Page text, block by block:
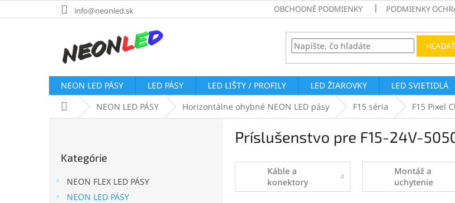
na
info@neonled.sk OBCHODNÉ PODMIENKY PODMIENKY
HĽADAŤ
NEON LED PÁSY LED PÁSY LED LIŠTY / PROFILY LED ŽIAROVKY LED SVIETIDLÁ
DomovNEON LED PÁSY Horizontálne ohybné NEON LED pásy F15 séria F15 Pixel
kategórie
Kategórie
NEON FLEX LED PÁSY
NEON LED PÁSY
Príslušenstvo pre F15-24V-
Káble a
konektory
Montáž a
uchytenie